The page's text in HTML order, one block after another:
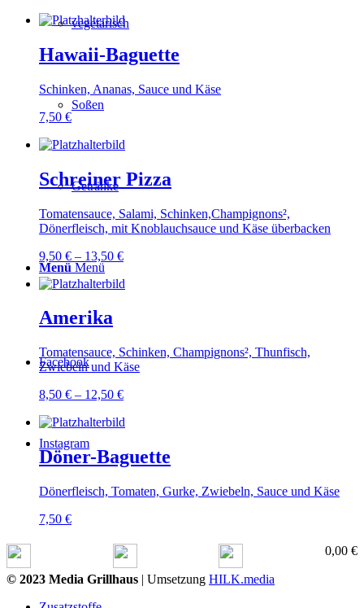
vegetarisch
Soßen
Getränke
Menü Menü
Facebook
Instagram
Hawaii-Baguette
Schinken, Ananas, Sauce und Käse
7,50 €
Schreiner Pizza
Tomatensauce, Salami, Schinken,Champignons²,
Dönerfleisch, mit Knoblauchsauce und Käse überbacken
9,50 € – 13,50 €
Amerika
Tomatensauce, Schinken, Champignons², Thunfisch,
Zwiebeln und Käse
8,50 € – 12,50 €
Döner-Baguette
Dönerfleisch, Tomaten, Gurke, Zwiebeln, Sauce und Käse
7,50 €
0,00 €
© 2023 Media Grillhaus | Umsetzung HILK.media